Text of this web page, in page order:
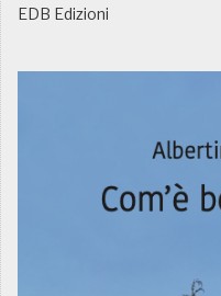
EDB Edizioni